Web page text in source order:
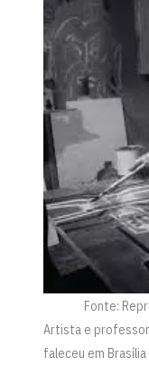
Fonte:
Artista e
faleceu em